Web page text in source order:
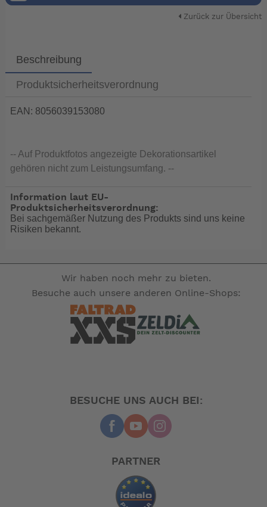
Zurück zur Übersicht
Beschreibung
Produktsicherheitsverordnung
EAN: 8056039153080
-- Auf Produktfotos angezeigte Dekorationsartikel
gehören nicht zum Leistungsumfang. --
Information laut EU-
Produktsicherheitsverordnung:
Bei sachgemäßer Nutzung des Produkts sind uns keine
Risiken bekannt.
Wir haben noch mehr zu bieten.
Besuche auch unsere anderen Online-Shops:
BESUCHE UNS AUCH BEI:
PARTNER